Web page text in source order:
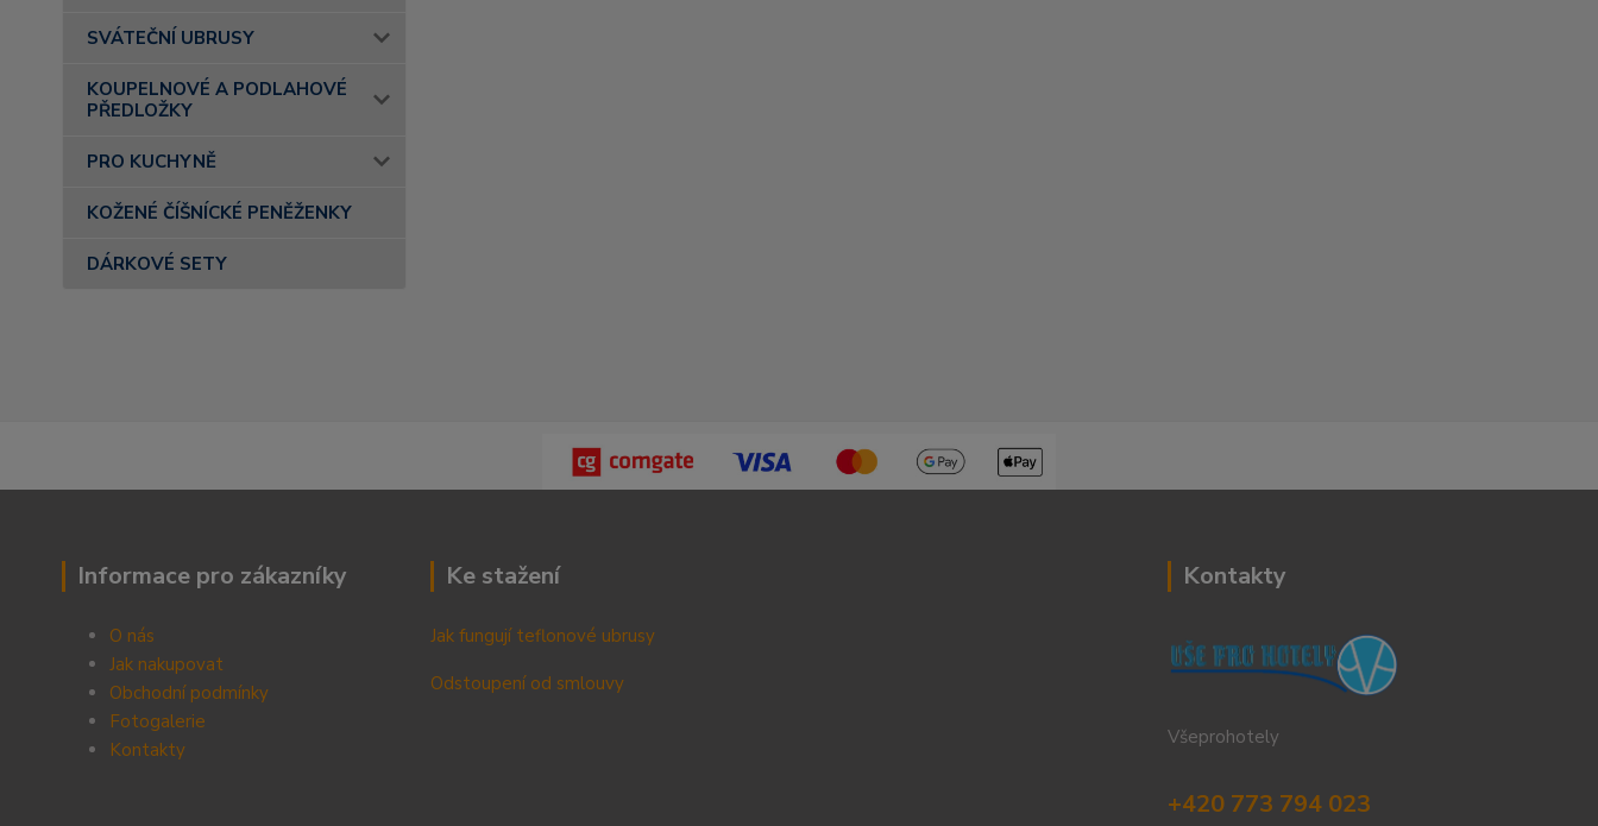
SVÁTEČNÍ UBRUSY
KOUPELNOVÉ A PODLAHOVÉ
PŘEDLOŽKY
PRO KUCHYNĚ
KOŽENÉ ČÍŠNÍCKÉ PENĚŽENKY
DÁRKOVÉ SETY
Informace pro zákazníky
O nás
Jak nakupovat
Obchodní podmínky
Fotogalerie
Kontakty
Ke stažení
Jak fungují teflonové ubrusy
Odstoupení od smlouvy
Kontakty
Všeprohotely
+420 773 794 023